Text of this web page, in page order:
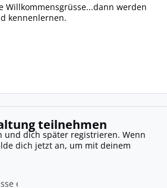
Willkommensgrüsse...dann werden
kennenlernen.
teilnehmen
und dich später registrieren. Wenn
dich jetzt an, um mit deinem